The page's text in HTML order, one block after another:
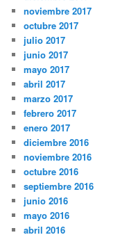
noviembre 2017
octubre 2017
julio 2017
junio 2017
mayo 2017
abril 2017
marzo 2017
febrero 2017
enero 2017
diciembre 2016
noviembre 2016
octubre 2016
septiembre 2016
junio 2016
mayo 2016
abril 2016